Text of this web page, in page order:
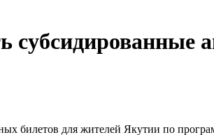
билетов для жителей Якутии по